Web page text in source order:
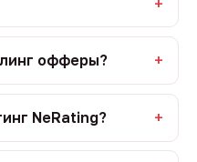
офферы?
NeRating?